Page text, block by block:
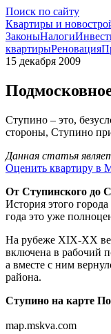
Поиск по сайту
Квартиры и
ЗаконыНалоги
квартирыРеновация
15 декабря 2009
Ступино – это,
стороны, Ступино
Данная статья
Оценить квартиру в
От Ступинского до
История этого
года это уже
На рубеже XIX-XX
включена в рабочий
а вместе с ним
района.
Ступино на карте
map.mskva.com